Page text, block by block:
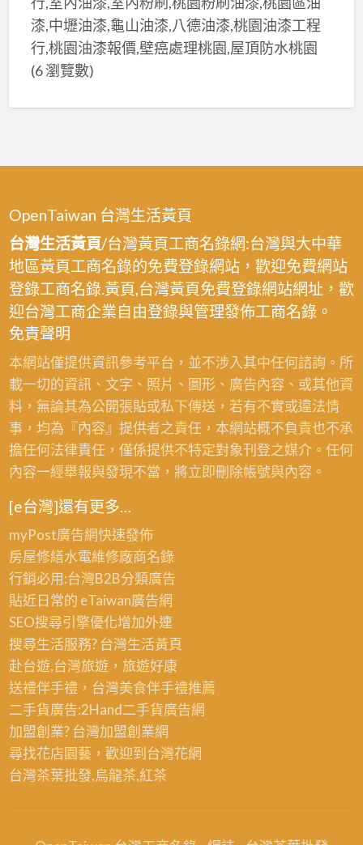
漆,中壢油漆,龜山油漆,八德油漆,桃園油漆工程
行,桃園油漆報價,壁癌處理桃園,屋頂防水桃園
(6 瀏覽數)
OpenTaiwan 台灣生活黃頁
台灣生活黃頁/台灣黃頁工商名錄網:台灣與大中華
地區黃頁工商名錄的免費登錄網站，歡迎免費網站
登錄工商名錄.黃頁,台灣黃頁免費登錄網站網址，歡
迎台灣工商企業自由登錄與管理發佈工商名錄。
免責聲明
本網站僅提供資訊參考平台，並不涉入其中任何諮詢。所
載一切的資訊、文字、照片、圖形、廣告內容、或其他資
料，無論其為公開張貼或私下傳送，若有不實或違法情
事，均為『內容』提供者之責任，本網站概不負責也不承
擔任何法律責任，僅係提供不特定對象刊登之媒介。任何
內容一經舉報與發現不當，將立即刪除帳號與內容。
[e台灣]還有更多…
myPost廣告網快速發佈
房屋修繕水電維修廠商名錄
行銷必用:台灣B2B分類廣告
貼近日常的 eTaiwan廣告網
SEO搜尋引擎優化增加外連
搜尋生活服務? 台灣生活黃頁
赴台遊,台灣旅遊，旅遊好康
送禮伴手禮，台灣美食伴手禮推薦
二手貨廣告:2Hand二手貨廣告網
加盟創業? 台灣加盟創業網
尋找花店園藝，歡迎到 台灣花網
台灣茶葉批發,烏龍茶,紅茶